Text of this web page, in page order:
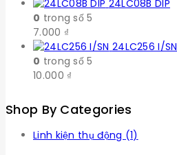
24LC08B DIP
0 trong số 5
7.000 ₫
24LC256 I/SN
0 trong số 5
10.000 ₫
Shop By Categories
Linh kiện thụ động (1)